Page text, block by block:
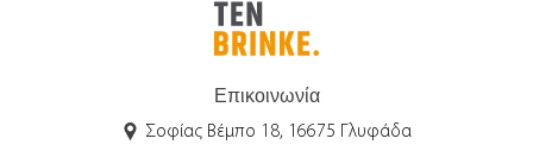
Επικοινωνία
Σοφίας Βέμπο 18, 16675 Γλυφάδα